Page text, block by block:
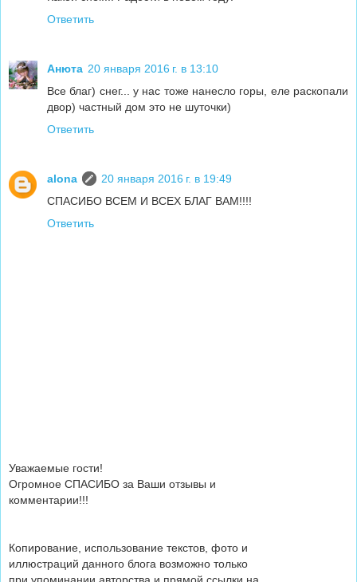
Ответить
Анюта 20 января 2016 г. в 13:10
Все благ) снег... у нас тоже нанесло горы, еле раскопали
двор) частный дом это не шуточки)
Ответить
alona
20 января 2016 г. в 19:49
СПАСИБО ВСЕМ И ВСЕХ БЛАГ ВАМ!!!!
Ответить
Уважаемые гости!
Огромное СПАСИБО за Ваши отзывы и
комментарии!!!
Копирование, использование текстов, фото и
иллюстраций данного блога возможно только